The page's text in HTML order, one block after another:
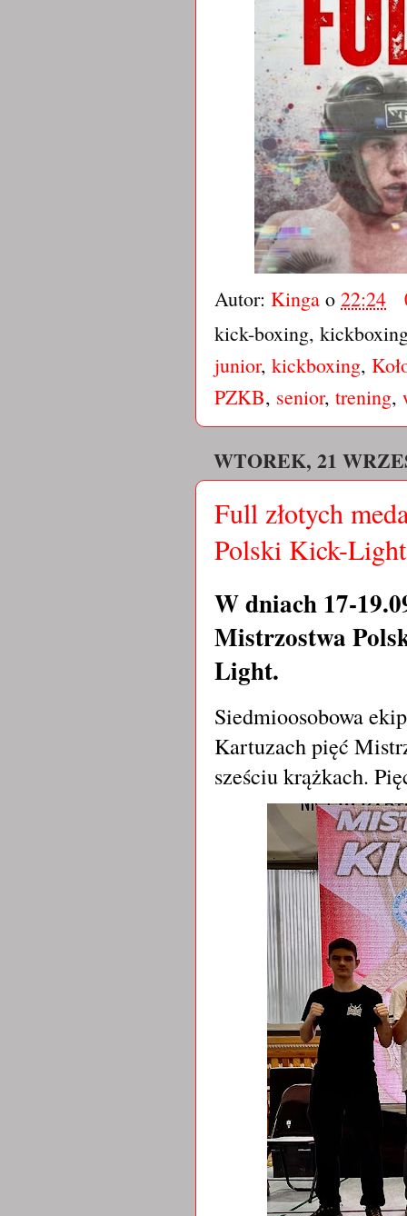
Autor: Kinga o 22:24
kick-boxing,
junior, kickboxing,
PZKB, senior, trening,
WTOREK, 21
Full złotych
Polski Kick-
W dniach 17-
Mistrzostwa
Light.
Siedmioosobowa
Kartuzach pięć
sześciu krążkach.